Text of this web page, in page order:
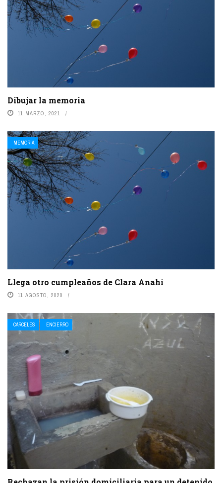
Dibujar la memoria
11 MARZO, 2021
MEMORIA
Llega otro cumpleaños de Clara Anahí
11 AGOSTO, 2020
CÁRCELES ENCIERRO